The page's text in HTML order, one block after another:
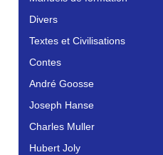
Divers
Textes et Civilisations
Contes
André Goosse
Joseph Hanse
Charles Muller
Hubert Joly